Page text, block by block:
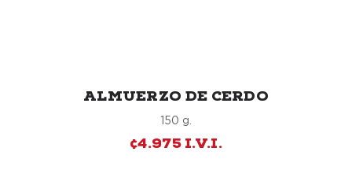
ALMUERZO DE CERDO
150 g.
¢4.975 I.V.I.